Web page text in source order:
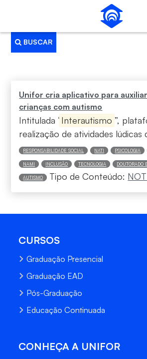
Pular para o Conteúdo principal
BUSCAR
Unifor cria aplicativo para
crianças com autismo
Intitulada “ Interautismo ”,
realização de atividades lúdicas
RESPONSABILIDADE SOCIAL NATI PSICOLOGIA
NAMI INCLUSÃO TECNOLOGIA DOUTORADO
AUTISMO Tipo de Conteúdo:
CURSOS
Graduação Presencial
Graduação EAD
Pós-Graduação
Educação Continuada
CONHEÇA A UNIFOR